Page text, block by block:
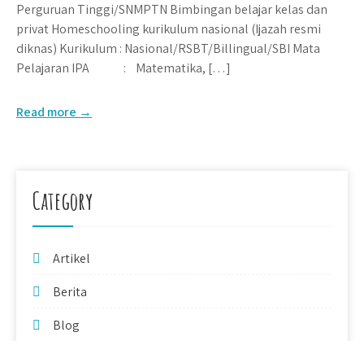
Perguruan Tinggi/SNMPTN Bimbingan belajar kelas dan
privat Homeschooling kurikulum nasional (Ijazah resmi
diknas) Kurikulum : Nasional/RSBT/Billingual/SBI Mata
Pelajaran IPA : Matematika, […]
Read more →
Category
Artikel
Berita
Blog